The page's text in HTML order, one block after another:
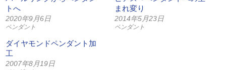
トへ
2020年9月6日
ペンダント
まれ変り
2014年5月23日
ペンダント
ダイヤモンドペンダント加
工
2007年8月19日